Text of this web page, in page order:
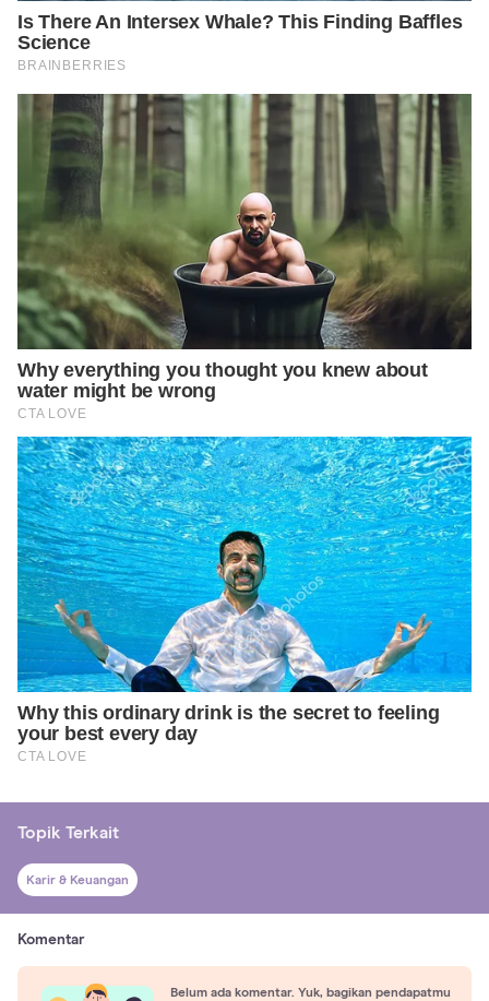
Topik Terkait
Karir & Keuangan
Komentar
Belum ada komentar. Yuk, bagikan pendapatmu